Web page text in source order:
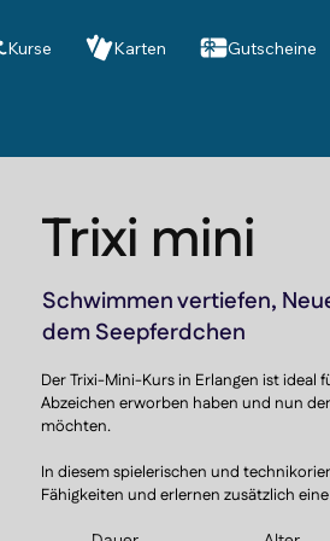
Kurse Karten Gutscheine
Trixi mini
Schwimmen vertiefen,
dem Seepferdchen
Der Trixi-Mini-Kurs in Erlangen ist ideal
Abzeichen erworben haben und nun
möchten.
In diesem spielerischen und
Fähigkeiten und erlernen zusätzlich